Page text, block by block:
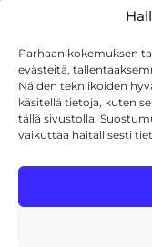
Parhaan kokemuksen
evästeitä,
Näiden tekniikoiden
käsitellä tietoja, kuten
tällä sivustolla.
vaikuttaa haitallisesti
Oma tili
Maksutavat
Toimitustavat
Usein kysytyt
+358 44 270 3795